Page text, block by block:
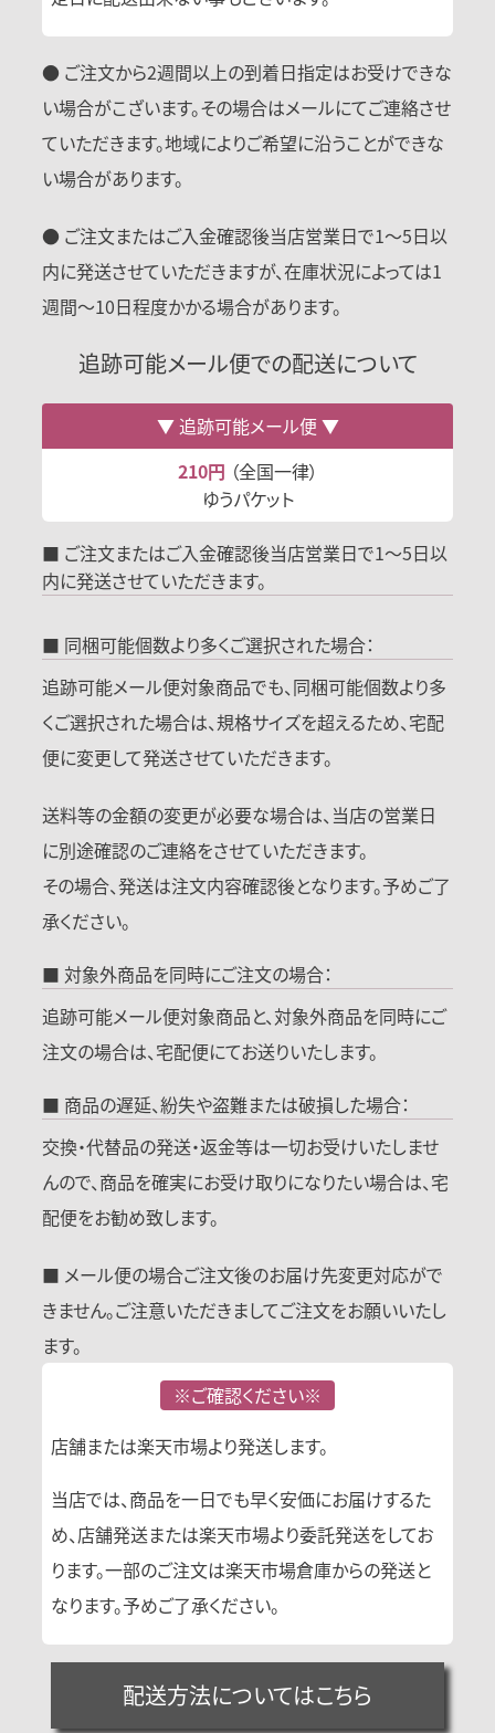
● ご注文から2週間以上の到着日指定はお受けできな
い場合がこざいます。その場合はメールにてご連絡させ
ていただきます。地域によりご希望に沿うことができな
い場合があります。
● ご注文またはご入金確認後当店営業日で1〜5日以
内に発送させていただきますが、在庫状況によっては1
週間〜10日程度かかる場合があります。
追跡可能メール便での配送について
追跡可能メール便
210円 （全国一律）
ゆうパケット
■ ご注文またはご入金確認後当店営業日で1～5日以
内に発送させていただきます。
■ 同梱可能個数より多くご選択された場合：
追跡可能メール便対象商品でも、同梱可能個数より多
くご選択された場合は、規格サイズを超えるため、宅配
便に変更して発送させていただきます。
送料等の金額の変更が必要な場合は、当店の営業日
に別途確認のご連絡をさせていただきます。
その場合、発送は注文内容確認後となります。予めご了
承ください。
■ 対象外商品を同時にご注文の場合：
追跡可能メール便対象商品と、対象外商品を同時にご
注文の場合は、宅配便にてお送りいたします。
■ 商品の遅延、紛失や盗難または破損した場合：
交換・代替品の発送・返金等は一切お受けいたしませ
んので、商品を確実にお受け取りになりたい場合は、宅
配便をお勧め致します。
■ メール便の場合ご注文後のお届け先変更対応がで
きません。ご注意いただきましてご注文をお願いいたし
ます。
※ご確認ください※
店舗または楽天市場より発送します。
当店では、商品を一日でも早く安価にお届けするた
め、店舗発送または楽天市場より委託発送をしてお
ります。一部のご注文は楽天市場倉庫からの発送と
なります。予めご了承ください。
配送方法についてはこちら